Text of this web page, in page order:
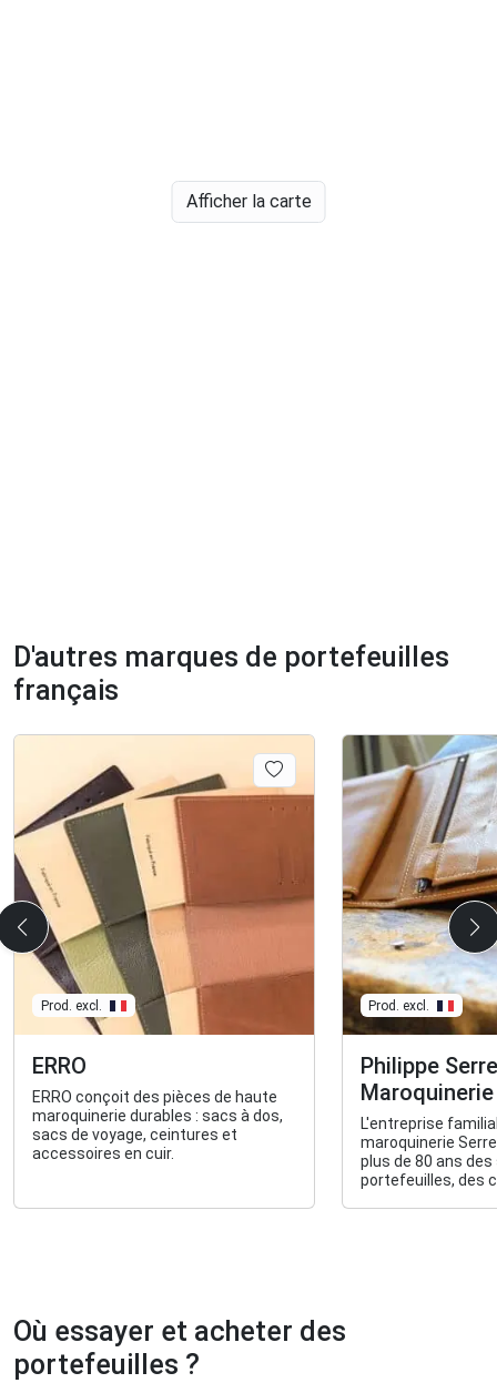
Afficher la carte
D'autres marques de portefeuilles
français
Prod. excl.
ERRO
ERRO conçoit des pièces de haute
maroquinerie durables : sacs à dos,
sacs de voyage, ceintures et
accessoires en cuir.
Prod. excl.
Philippe
Maroquinerie
L'entreprise
maroquinerie
plus de 80 ans
portefeuilles, des
Où essayer et acheter des
portefeuilles ?